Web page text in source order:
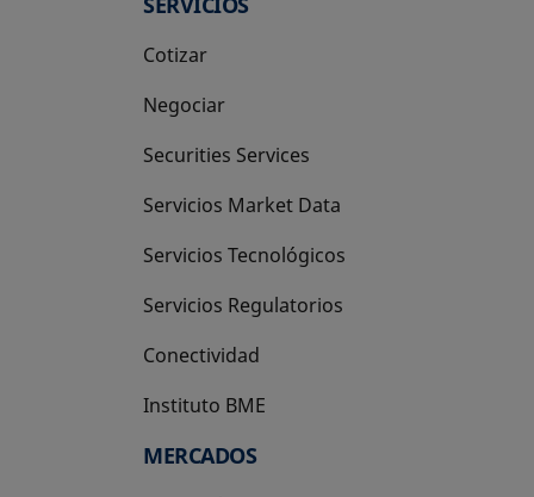
Cotizar
Negociar
Securities Services
Servicios Market Data
Servicios Tecnológicos
Servicios Regulatorios
Conectividad
Instituto BME
se abre en una pestaña nueva
MERCADOS